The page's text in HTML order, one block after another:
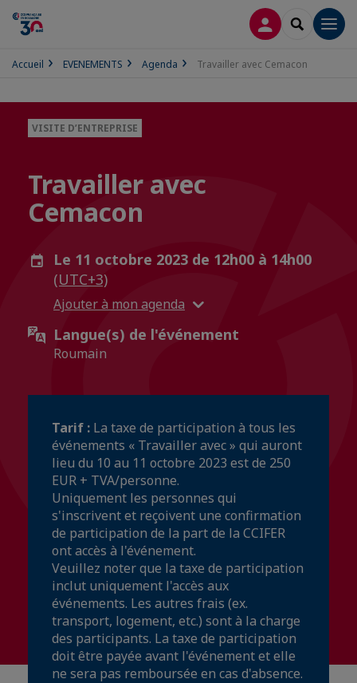
CONNEXION
Accueil EVENEMENTS Agenda Travailler avec Cemacon
VISITE D’ENTREPRISE
Travailler avec
Cemacon
Le 11 octobre 2023 de 12h00 à 14h00
(UTC+3)
Ajouter à mon agenda
Langue(s) de l'événement
Roumain
Tarif : La taxe de participation à tous les
événements « Travailler avec » qui auront
lieu du 10 au 11 octobre 2023 est de 250
EUR + TVA/personne.
Uniquement les personnes qui
s'inscrivent et reçoivent une confirmation
de participation de la part de la CCIFER
ont accès à l'événement.
Veuillez noter que la taxe de participation
inclut uniquement l'accès aux
événements. Les autres frais (ex.
transport, logement, etc.) sont à la charge
des participants. La taxe de participation
doit être payée avant l'événement et elle
ne sera pas remboursée en cas d'absence.